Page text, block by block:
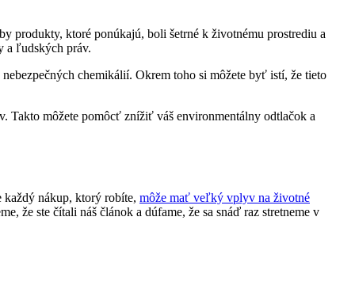
produkty, ktoré ponúkajú, boli šetrné k životnému prostrediu a
a ľudských práv.
chemikálií. Okrem toho si môžete byť istí, že tieto
Takto môžete pomôcť znížiť váš environmentálny odtlačok a
každý nákup, ktorý robíte, môže mať veľký vplyv na životné
že ste čítali náš článok a dúfame, že sa snáď raz stretneme v